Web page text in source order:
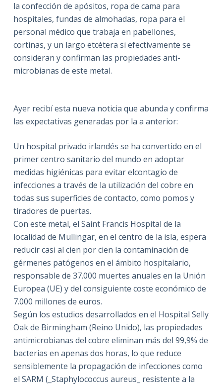
la confección de apósitos, ropa de cama para
hospitales, fundas de almohadas, ropa para el
personal médico que trabaja en pabellones,
cortinas, y un largo etcétera si efectivamente se
consideran y confirman las propiedades anti-
microbianas de este metal.
Ayer recibí esta nueva noticia que abunda y confirma
las expectativas generadas por la a anterior:
Un hospital privado irlandés se ha convertido en el
primer centro sanitario del mundo en adoptar
medidas higiénicas para evitar elcontagio de
infecciones a través de la utilización del cobre en
todas sus superficies de contacto, como pomos y
tiradores de puertas.
Con este metal, el Saint Francis Hospital de la
localidad de Mullingar, en el centro de la isla, espera
reducir casi al cien por cien la contaminación de
gérmenes patógenos en el ámbito hospitalario,
responsable de 37.000 muertes anuales en la Unión
Europea (UE) y del consiguiente coste económico de
7.000 millones de euros.
Según los estudios desarrollados en el Hospital Selly
Oak de Birmingham (Reino Unido), las propiedades
antimicrobianas del cobre eliminan más del 99,9% de
bacterias en apenas dos horas, lo que reduce
sensiblemente la propagación de infecciones como
el SARM (_Staphylococcus aureus_ resistente a la